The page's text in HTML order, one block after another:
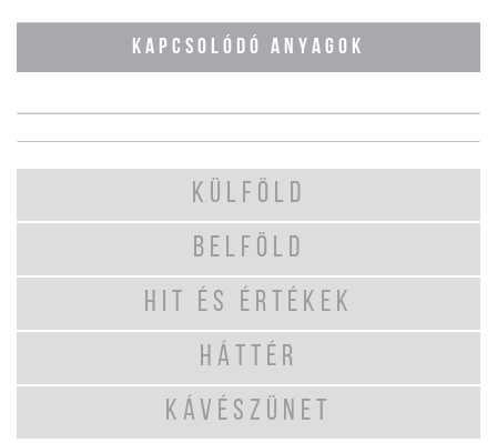
KAPCSOLÓDÓ ANYAGOK
KÜLFÖLD
BELFÖLD
HIT ÉS ÉRTÉKEK
HÁTTÉR
KÁVÉSZÜNET